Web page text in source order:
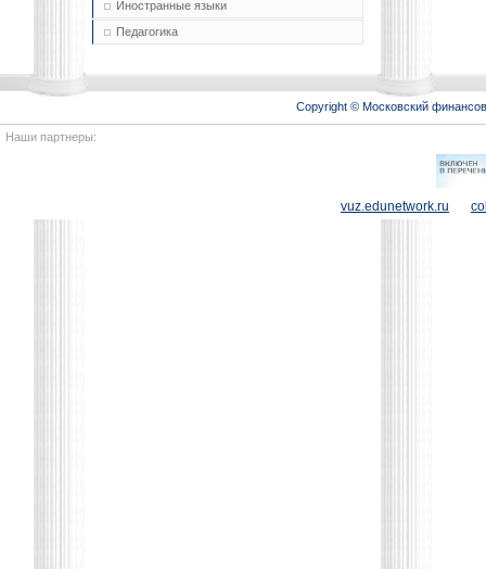
Иностранные языки
Педагогика
Copyright © Московский
Наши партнеры:
vuz.edunetwork.ru